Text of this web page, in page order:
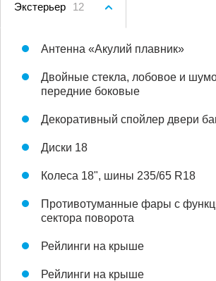
Экстерьер 12
Антенна «Акулий плавник»
Двойные стекла, лобовое и
передние боковые
Декоративный спойлер двери
Диски 18
Колеса 18", шины 235/65 R18
Противотуманные фары с
сектора поворота
Рейлинги на крыше
Рейлинги на крыше